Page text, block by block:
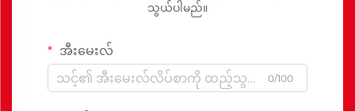
သွယ်ပါမည်။
အီးမေးလ်
0/100